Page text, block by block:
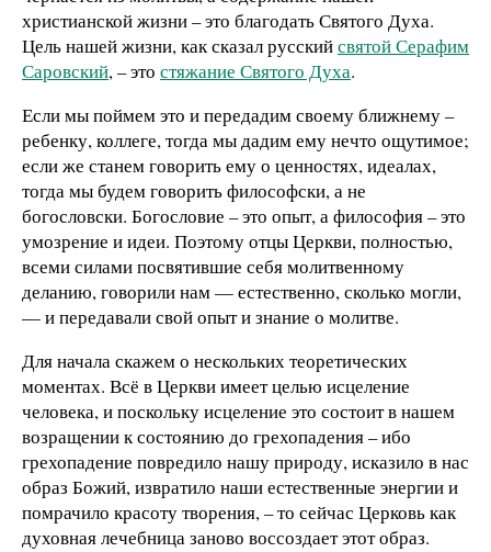
христианской жизни – это благодать Святого Духа.
Цель нашей жизни, как сказал русскийсвятой Серафим
Саровский, – это стяжание Святого Духа.
Если мы поймем это и передадим своему ближнему –
ребенку, коллеге, тогда мы дадим ему нечто ощутимое;
если же станем говорить ему о ценностях, идеалах,
тогда мы будем говорить философски, а не
богословски. Богословие – это опыт, а философия – это
умозрение и идеи. Поэтому отцы Церкви, полностью,
всеми силами посвятившие себя молитвенному
деланию, говорили нам — естественно, сколько могли,
— и передавали свой опыт и знание о молитве.
Для начала скажем о нескольких теоретических
моментах. Всё в Церкви имеет целью исцеление
человека, и поскольку исцеление это состоит в нашем
возращении к состоянию до грехопадения – ибо
грехопадение повредило нашу природу, исказило в нас
образ Божий, извратило наши естественные энергии и
помрачило красоту творения, – то сейчас Церковь как
духовная лечебница заново воссоздает этот образ.